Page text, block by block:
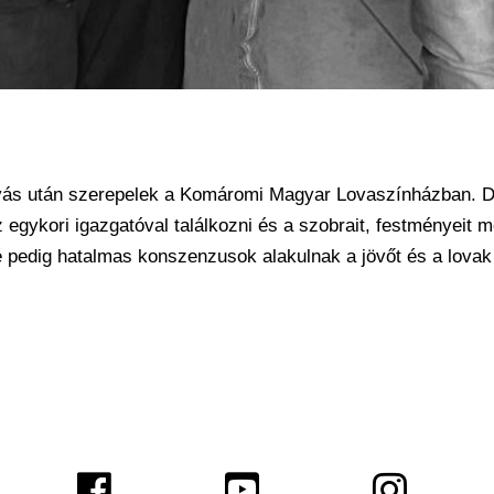
után szerepelek a Komáromi Magyar Lovaszínházban.
igazgatóval találkozni és a szobrait, festményeit
hatalmas konszenzusok alakulnak a jövőt és a